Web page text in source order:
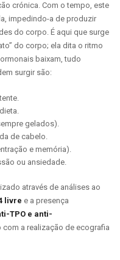
crónica. Com o tempo, este
impedindo-a de produzir
do corpo. É aqui que surge
do corpo; ela dita o ritmo
baixam, tudo
surgir são:
gelados).
de cabelo.
e memória).
ou ansiedade.
através de análises ao
livre e a presença
TPO e anti-
a realização de ecografia